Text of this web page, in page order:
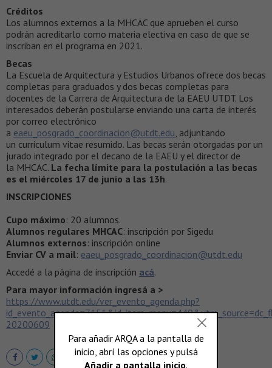
Créditos
Los alumnos externos a la MHCAC que aprueben el curso
podrán acreditarlo como materia electiva en caso de que se
inscriban en el programa en 2021.
Becas
La Escuela de Arquitectura y Estudios Urbanos ofrece dos becas
completas para graduados y dos becas completas para
docentes de la Carrera de Arquitectura de la EAEU UTDT. Los
interesados deberán postularse enviando una carta de interés
por correo electrónico
a eaeu_posgrado_coordinacion@utdt.edu , adjuntando
un curriculum vitae resumido. Las becas serán otorgadas por un
jurado integrado por el decano de la EAEU y el director de
la MHCAC. La fecha límite para la postulación a las becas
es el miércoles 17 de junio a las 13h.
INSCRIPCIONES
Cupo máximo: 20 alumnos.
Alumnos regulares MHCAC: inscripción por Sigedu
Alumnos externos: inscripción online
Enviar CV a mail: eaeu_posgrado_coordinacion@utdt.edu
Accedé a la página de inscripción acá.
Para mayor información ingresá a >
https://www.utdt.edu/ver_evento_agenda.php?
20200609